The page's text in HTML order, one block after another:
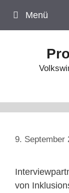
Inhalt
springen
Menü
9. September
von